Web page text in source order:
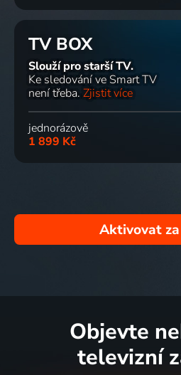
TV BOX
Slouží pro starší TV.
Ke sledování ve Smart TV
není třeba. Zjistit více
jednorázově
1 899 Kč
Aktivovat za
Objevte
televizní